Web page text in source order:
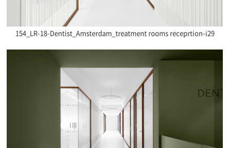
154_LR-18-Dentist_Amsterdam_treatment rooms receprtion-i29